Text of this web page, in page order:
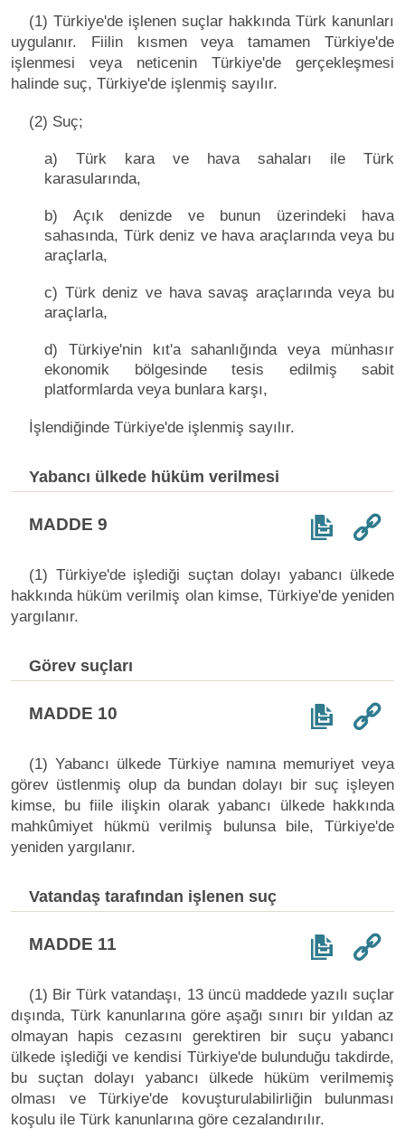
(1) Türkiye'de işlenen suçlar hakkında Türk kanunları
uygulanır. Fiilin kısmen veya tamamen Türkiye'de
işlenmesi veya neticenin Türkiye'de gerçekleşmesi
halinde suç, Türkiye'de işlenmiş sayılır.
(2) Suç;
a) Türk kara ve hava sahaları ile Türk
karasularında,
b) Açık denizde ve bunun üzerindeki hava
sahasında, Türk deniz ve hava araçlarında veya bu
araçlarla,
c) Türk deniz ve hava savaş araçlarında veya bu
araçlarla,
d) Türkiye'nin kıt'a sahanlığında veya münhasır
ekonomik bölgesinde tesis edilmiş sabit
platformlarda veya bunlara karşı,
İşlendiğinde Türkiye'de işlenmiş sayılır.
Yabancı ülkede hüküm verilmesi
MADDE 9
(1) Türkiye'de işlediği suçtan dolayı yabancı ülkede
hakkında hüküm verilmiş olan kimse, Türkiye'de yeniden
yargılanır.
Görev suçları
MADDE 10
(1) Yabancı ülkede Türkiye namına memuriyet veya
görev üstlenmiş olup da bundan dolayı bir suç işleyen
kimse, bu fiile ilişkin olarak yabancı ülkede hakkında
mahkûmiyet hükmü verilmiş bulunsa bile, Türkiye'de
yeniden yargılanır.
Vatandaş tarafından işlenen suç
MADDE 11
(1) Bir Türk vatandaşı, 13 üncü maddede yazılı suçlar
dışında, Türk kanunlarına göre aşağı sınırı bir yıldan az
olmayan hapis cezasını gerektiren bir suçu yabancı
ülkede işlediği ve kendisi Türkiye'de bulunduğu takdirde,
bu suçtan dolayı yabancı ülkede hüküm verilmemiş
olması ve Türkiye'de kovuşturulabilirliğin bulunması
koşulu ile Türk kanunlarına göre cezalandırılır.